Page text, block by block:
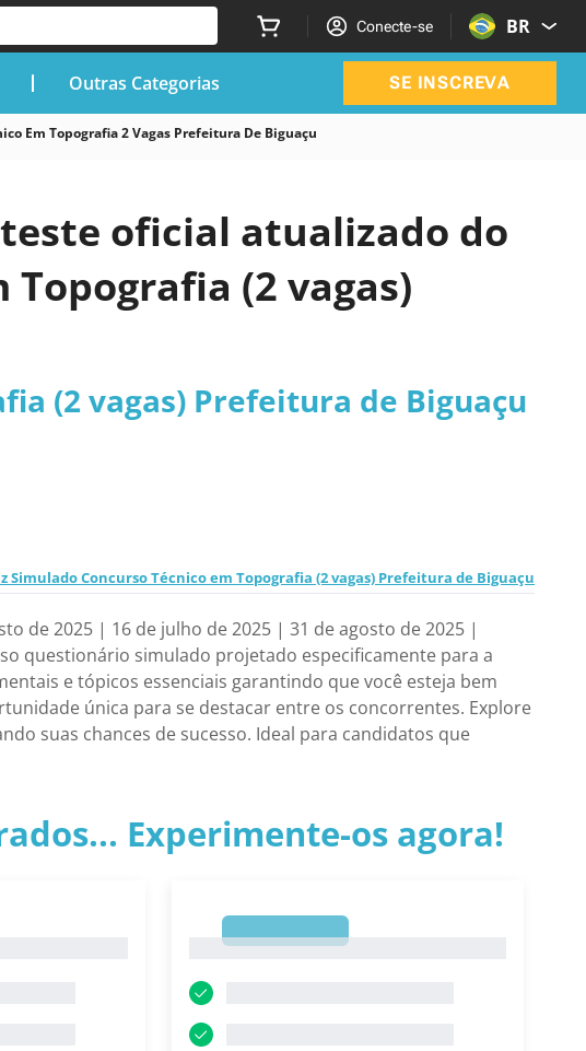
Conecte-se BR
Outras Categorias SE INSCREVA
Em Topografia 2 Vagas Prefeitura De Biguaçu
oficial atualizado do
(2 vagas)
(2 vagas) Prefeitura de Biguaçu
Simulado Concurso Técnico em Topografia (2 vagas) Prefeitura de Biguaçu
de 2025 | 16 de julho de 2025 | 31 de agosto de 2025 |
questionário simulado projetado especificamente para a
e tópicos essenciais garantindo que você esteja bem
única para se destacar entre os concorrentes. Explore
suas chances de sucesso. Ideal para candidatos que
Experimente-os agora!